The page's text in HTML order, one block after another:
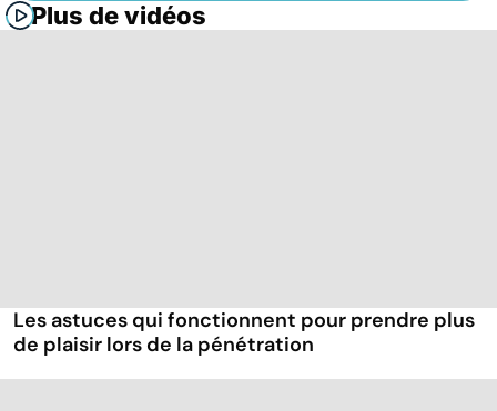
Plus de vidéos
Les astuces qui fonctionnent pour prendre plus
de plaisir lors de la pénétration